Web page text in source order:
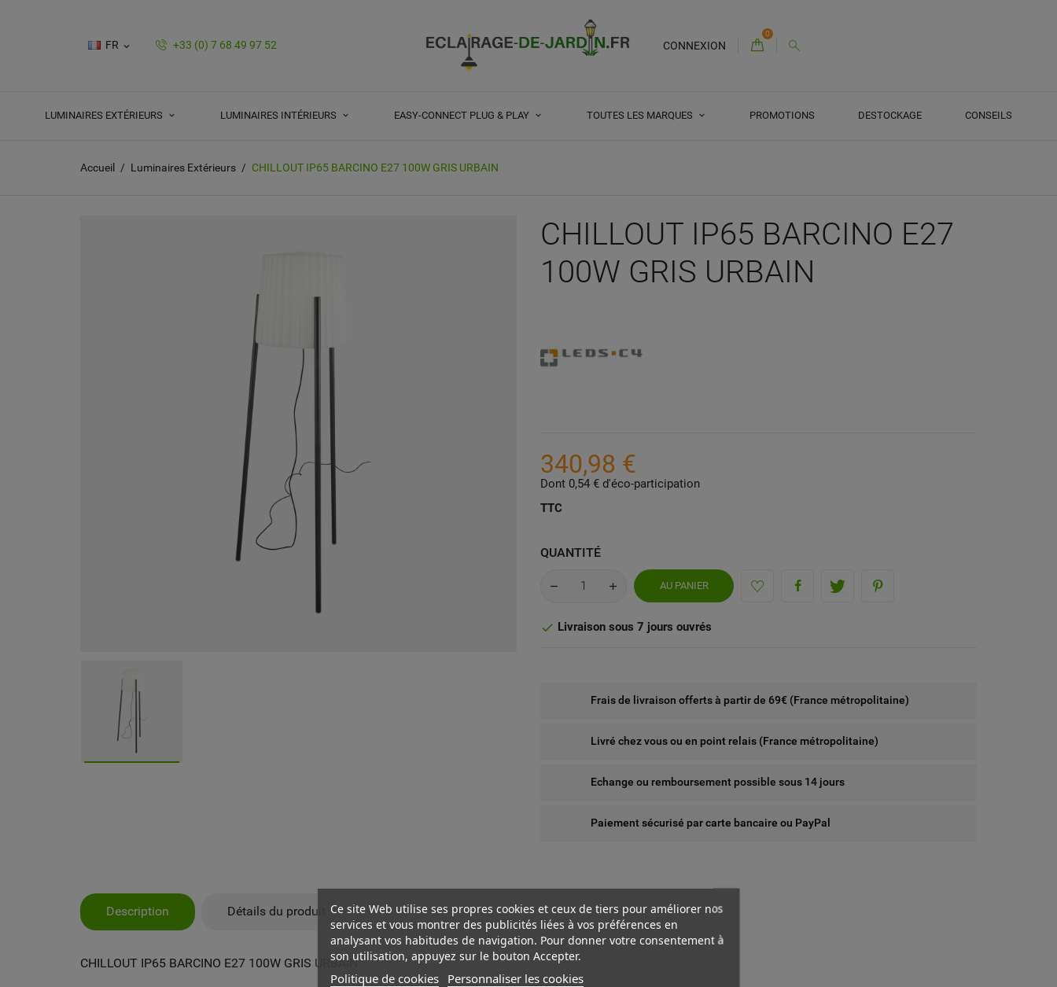
FR  +33 (0) 7 68 49 97 52 CONNEXION
0
LUMINAIRES EXTÉRIEURS LUMINAIRES INTÉRIEURS EASY-CONNECT PLUG & PLAY TOUTES LES MARQUES PROMOTIONS DESTOCKAGE CONSEILS
Accueil Luminaires Extérieurs CHILLOUT IP65 BARCINO E27 100W GRIS URBAIN
CHILLOUT IP65 BARCINO E27
100W GRIS URBAIN
340,98 €
Dont 0,54 € d'éco-participation
TTC
QUANTITÉ
AU PANIER
 Livraison sous 7 jours ouvrés
Frais de livraison offerts à partir de 69€ (France métropolitaine)
Livré chez vous ou en point relais (France métropolitaine)
Echange ou remboursement possible sous 14 jours
Paiement sécurisé par carte bancaire ou PayPal
Description Détails du produit
CHILLOUT IP65 BARCINO E27 100W GRIS URBAIN
Ce site Web utilise ses propres cookies et ceux de tiers pour améliorer nos
services et vous montrer des publicités liées à vos préférences en
analysant vos habitudes de navigation. Pour donner votre consentement à
son utilisation, appuyez sur le bouton Accepter.
Politique de cookies Personnaliser les cookies